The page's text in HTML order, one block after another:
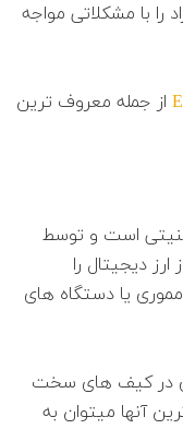
را با مشکلاتی مواجه
از جمله معروف ترین
است و توسط
ارز دیجیتال را
یا دستگاه های
در کیف های سخت
آنها میتوان به